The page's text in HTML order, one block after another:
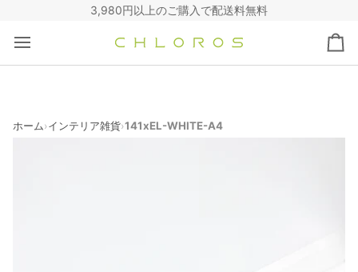
3,980円以上のご購入で配送料無料
カ
ー
ホーム›インテリア雑貨›141xEL-WHITE-A4